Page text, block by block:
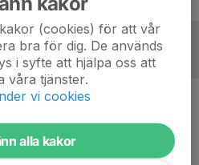
(cookies) för att vår
bra för dig. De används
i syfte att hjälpa oss att
våra tjänster.
vi cookies
alla kakor